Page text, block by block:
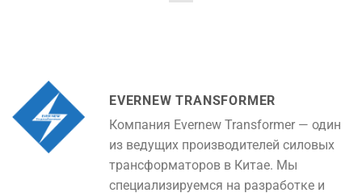
EVERNEW TRANSFORMER
Компания Evernew Transformer — один
из ведущих производителей силовых
трансформаторов в Китае. Мы
специализируемся на разработке и